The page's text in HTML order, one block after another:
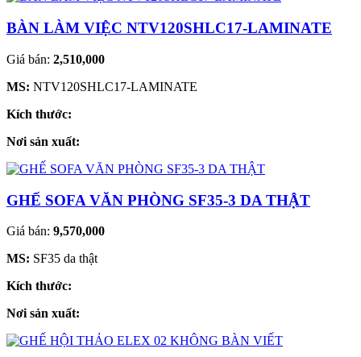
BÀN LÀM VIỆC NTV120SHLC17-LAMINATE
Giá bán: 2,510,000
MS: NTV120SHLC17-LAMINATE
Kích thước:
Nơi sản xuất:
GHẾ SOFA VĂN PHÒNG SF35-3 DA THẬT
Giá bán: 9,570,000
MS: SF35 da thật
Kích thước:
Nơi sản xuất: